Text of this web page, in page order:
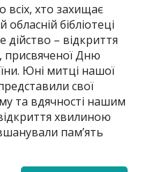
хто захищає
бібліотеці
дійство – відкриття
присвяченої Дню
Юні митці нашої
свої
та вдячності нашим
хвилиною
пам’ять